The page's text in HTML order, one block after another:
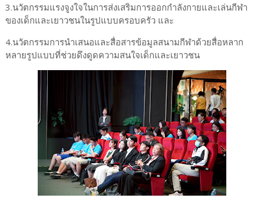
3.นวัตกรรมแรงจูงใจในการส่งเสริมการออกกำลังกายและเล่นกีฬา
ของเด็กและเยาวชนในรูปแบบครอบครัว และ
4.นวัตกรรมการนำเสนอและสื่อสารข้อมูลสนามกีฬาด้วยสื่อหลาก
หลายรูปแบบที่ช่วยดึงดูดความสนใจเด็กและเยาวชน